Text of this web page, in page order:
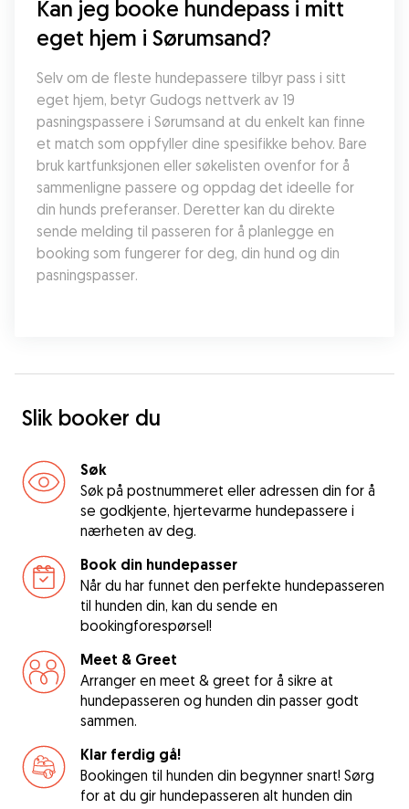
Kan jeg booke hundepass i mitt
eget hjem i Sørumsand?
Selv om de fleste hundepassere tilbyr pass i sitt
eget hjem, betyr Gudogs nettverk av 19
pasningspassere i Sørumsand at du enkelt kan finne
et match som oppfyller dine spesifikke behov. Bare
bruk kartfunksjonen eller søkelisten ovenfor for å
sammenligne passere og oppdag det ideelle for
din hunds preferanser. Deretter kan du direkte
sende melding til passeren for å planlegge en
booking som fungerer for deg, din hund og din
pasningspasser.
Slik booker du
Søk
Søk på postnummeret eller adressen din for å
se godkjente, hjertevarme hundepassere i
nærheten av deg.
Book din hundepasser
Når du har funnet den perfekte hundepasseren
til hunden din, kan du sende en
bookingforespørsel!
Meet & Greet
Arranger en meet & greet for å sikre at
hundepasseren og hunden din passer godt
sammen.
Klar ferdig gå!
Bookingen til hunden din begynner snart! Sørg
for at du gir hundepasseren alt hunden din